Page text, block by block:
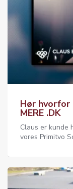
Hør hvorfor
MERE .DK
Claus er kunde
vores Primitvo